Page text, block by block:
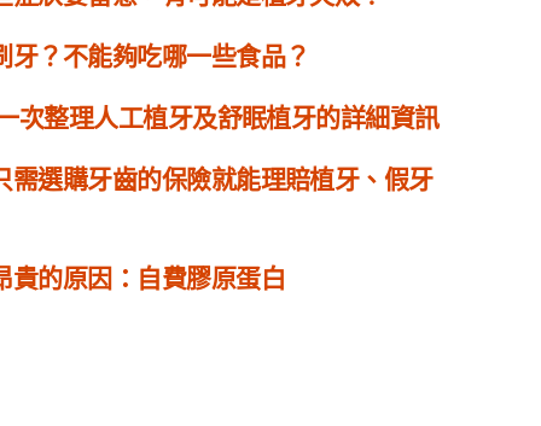
牙？不能夠吃哪一些食品？
次整理人工植牙及舒眠植牙的詳細資訊
需選購牙齒的保險就能理賠植牙、假牙
貴的原因：自費膠原蛋白